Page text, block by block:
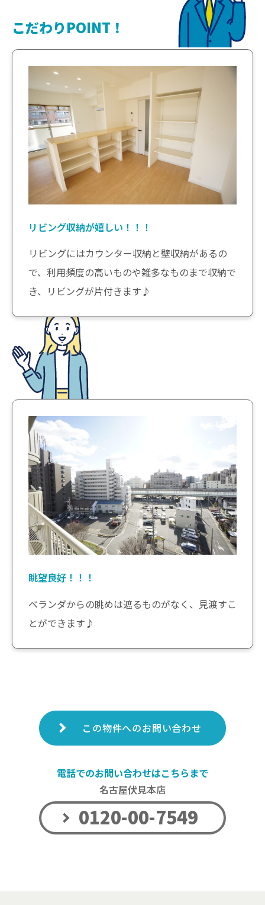
こだわりPOINT！
リビング収納が嬉しい！！！
リビングにはカウンター収納と壁収納があるの
で、利用頻度の高いものや雑多なものまで収納で
き、リビングが片付きます♪
眺望良好！！！
ベランダからの眺めは遮るものがなく、見渡すこ
とができます♪
この物件へのお問い合わせ
電話でのお問い合わせはこちらまで
名古屋伏見本店
0120-00-7549